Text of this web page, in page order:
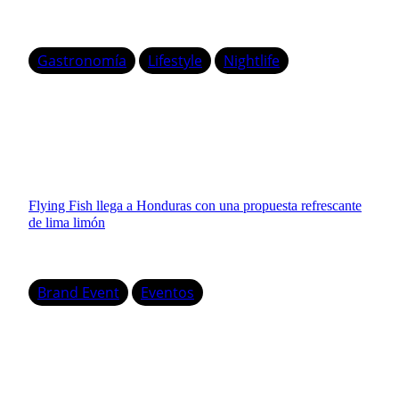
Gastronomía Lifestyle Nightlife
Flying Fish llega a Honduras con una propuesta refrescante
de lima limón
Brand Event Eventos